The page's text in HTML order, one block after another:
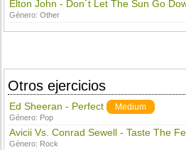
Elton John - Don´t Let The Sun Go
Género:Other
Otros ejercicios
Ed Sheeran - Perfect Medium
Género: Pop
Avicii Vs. Conrad Sewell - Taste The
Género: Rock